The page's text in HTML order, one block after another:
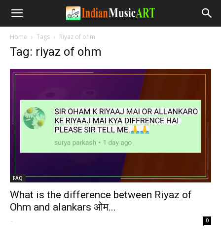
Home Tags Riyaz of ohm
Tag: riyaz of ohm
FAQ
What is the difference between Riyaz of
Ohm and alankars ओम...
- 0